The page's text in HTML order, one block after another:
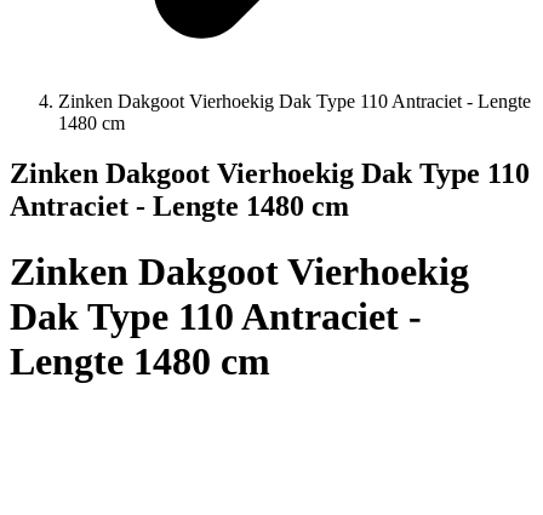
Zinken Dakgoot Vierhoekig Dak Type 110 Antraciet - Lengte
1480 cm
Zinken Dakgoot Vierhoekig Dak Type 110
Antraciet - Lengte 1480 cm
Zinken Dakgoot Vierhoekig
Dak Type 110 Antraciet -
Lengte 1480 cm